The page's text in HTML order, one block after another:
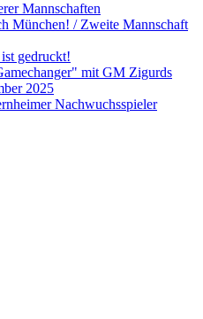
Mannschaften
München! / Zweite Mannschaft
gedruckt!
mit GM Zigurds
2025
Nachwuchsspieler